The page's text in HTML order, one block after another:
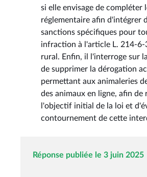
si elle envisage de compléter
réglementaire afin d'intégrer
sanctions spécifiques pour
infraction à l'article L. 214-6-
rural. Enfin, il l'interroge sur
de supprimer la dérogation
permettant aux animaleries
des animaux en ligne, afin de
l'objectif initial de la loi et
contournement de cette
Réponse publiée le 3 juin 2025